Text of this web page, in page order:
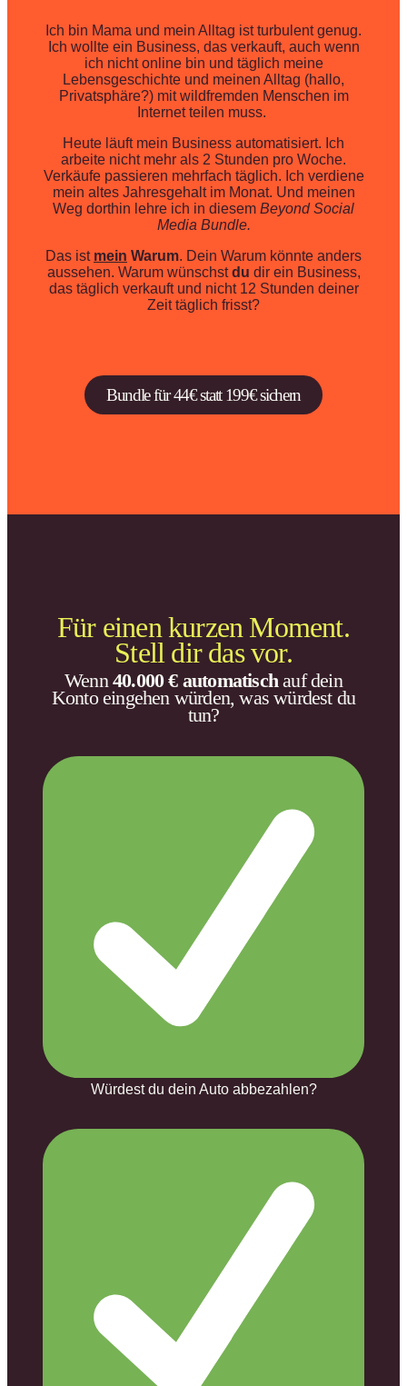
Ich bin Mama und mein Alltag ist turbulent genug.
Ich wollte ein Business, das verkauft, auch wenn
ich nicht online bin und täglich meine
Lebensgeschichte und meinen Alltag (hallo,
Privatsphäre?) mit wildfremden Menschen im
Internet teilen muss.
Heute läuft mein Business automatisiert. Ich
arbeite nicht mehr als 2 Stunden pro Woche.
Verkäufe passieren mehrfach täglich. Ich verdiene
mein altes Jahresgehalt im Monat. Und meinen
Weg dorthin lehre ich in diesem Beyond Social
Media Bundle.
Das ist mein Warum. Dein Warum könnte anders
aussehen. Warum wünschstdu dir ein Business,
das täglich verkauft und nicht 12 Stunden deiner
Zeit täglich frisst?
Bundle für 44€ statt 199€ sichern
Für einen kurzen Moment.
Stell dir das vor.
Wenn40.000 € automatisch auf dein
Konto eingehen würden, was würdest du
tun?
Würdest du dein Auto abbezahlen?